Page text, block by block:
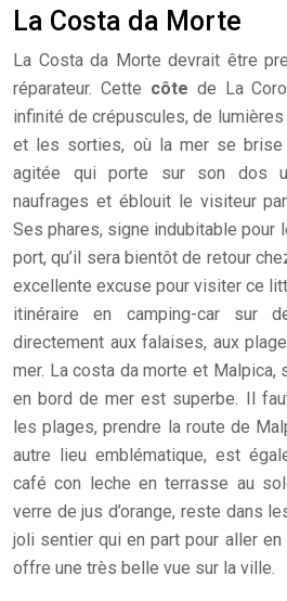
La Costa da Morte
La Costa da Morte devrait être
réparateur. Cette côte de La
infinité de crépuscules, de
et les sorties, où la mer se brise
agitée qui porte sur son dos
naufrages et éblouit le visiteur
Ses phares, signe indubitable pour
port, qu’il sera bientôt de retour
excellente excuse pour visiter ce
itinéraire en camping-car sur
directement aux falaises, aux
mer. La costa da morte et Malpica,
en bord de mer est superbe. Il
les plages, prendre la route de
autre lieu emblématique, est
café con leche en terrasse au
verre de jus d’orange, reste dans
joli sentier qui en part pour aller en
offre une très belle vue sur la ville.